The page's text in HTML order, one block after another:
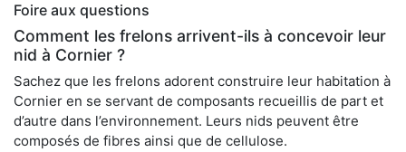
Foire aux questions
Comment les frelons arrivent-ils à concevoir leur
nid à Cornier ?
Sachez que les frelons adorent construire leur habitation à
Cornier en se servant de composants recueillis de part et
d’autre dans l’environnement. Leurs nids peuvent être
composés de fibres ainsi que de cellulose.